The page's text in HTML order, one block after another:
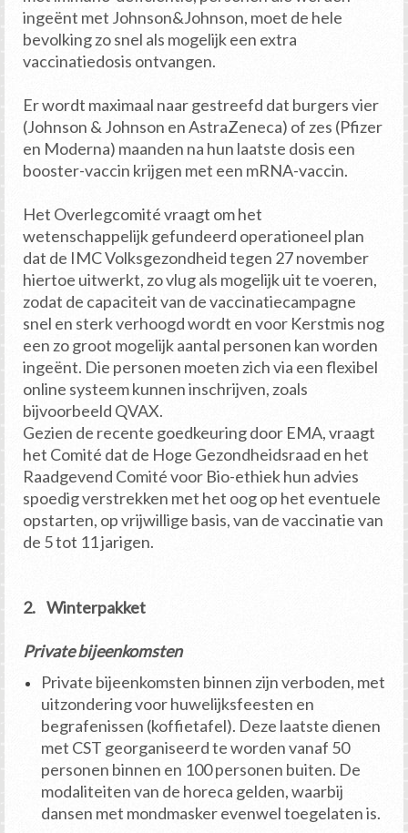
ingeënt met Johnson&Johnson, moet de hele
bevolking zo snel als mogelijk een extra
vaccinatiedosis ontvangen.
Er wordt maximaal naar gestreefd dat burgers vier
(Johnson & Johnson en AstraZeneca) of zes (Pfizer
en Moderna) maanden na hun laatste dosis een
booster-vaccin krijgen met een mRNA-vaccin.
Het Overlegcomité vraagt om het
wetenschappelijk gefundeerd operationeel plan
dat de IMC Volksgezondheid tegen 27 november
hiertoe uitwerkt, zo vlug als mogelijk uit te voeren,
zodat de capaciteit van de vaccinatiecampagne
snel en sterk verhoogd wordt en voor Kerstmis nog
een zo groot mogelijk aantal personen kan worden
ingeënt. Die personen moeten zich via een flexibel
online systeem kunnen inschrijven, zoals
bijvoorbeeld QVAX.
Gezien de recente goedkeuring door EMA, vraagt
het Comité dat de Hoge Gezondheidsraad en het
Raadgevend Comité voor Bio-ethiek hun advies
spoedig verstrekken met het oog op het eventuele
opstarten, op vrijwillige basis, van de vaccinatie van
de 5 tot 11 jarigen.
2. Winterpakket
Private bijeenkomsten
Private bijeenkomsten binnen zijn verboden, met
uitzondering voor huwelijksfeesten en
begrafenissen (koffietafel). Deze laatste dienen
met CST georganiseerd te worden vanaf 50
personen binnen en 100 personen buiten. De
modaliteiten van de horeca gelden, waarbij
dansen met mondmasker evenwel toegelaten is.